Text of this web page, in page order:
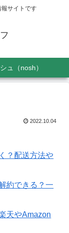
サイトです
ュ（nosh）
2022.10.04
？配送方法や
約できる？一
天やAmazon